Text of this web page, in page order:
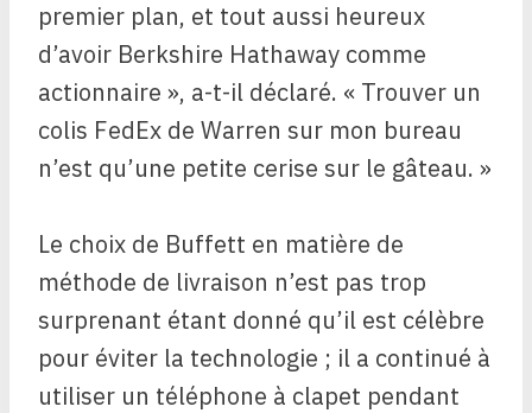
premier plan, et tout aussi heureux
d’avoir Berkshire Hathaway comme
actionnaire », a-t-il déclaré. « Trouver un
colis FedEx de Warren sur mon bureau
n’est qu’une petite cerise sur le gâteau. »
Le choix de Buffett en matière de
méthode de livraison n’est pas trop
surprenant étant donné qu’il est célèbre
pour éviter la technologie ; il a continué à
utiliser un téléphone à clapet pendant